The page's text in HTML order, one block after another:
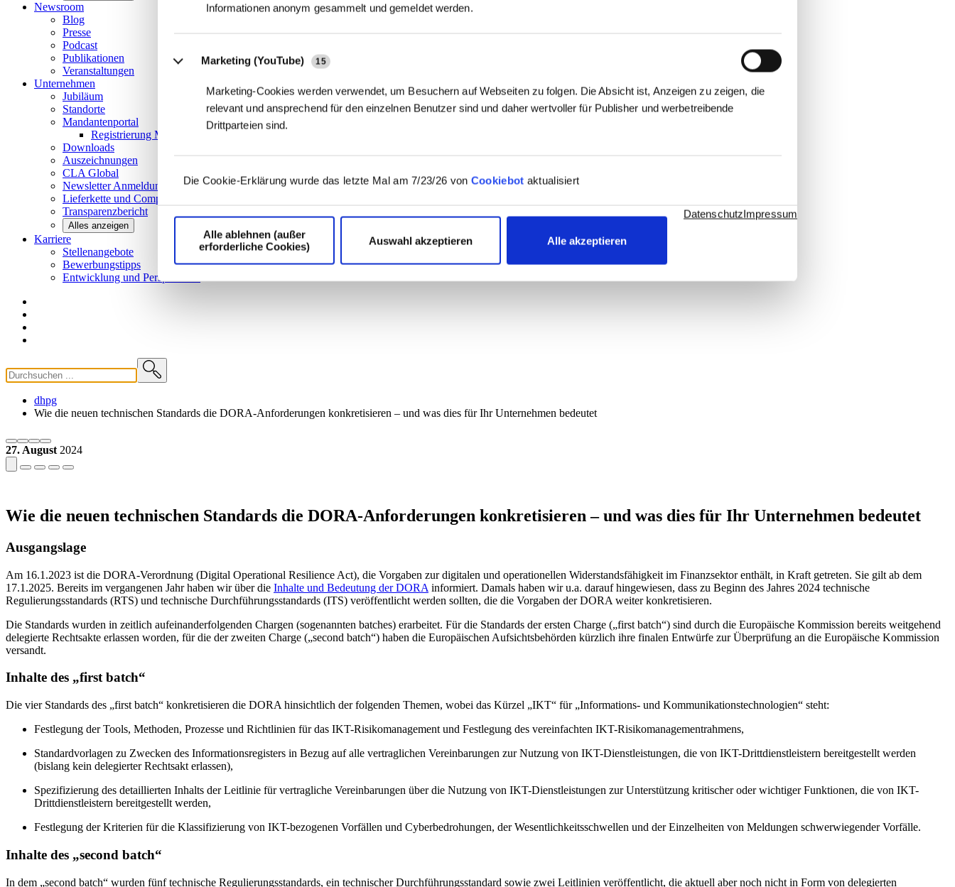
Informationen anonym gesammelt und gemeldet werden.
Marketing (YouTube) 15
Marketing-Cookies werden verwendet, um Besuchern auf Webseiten zu folgen. Die Absicht ist, Anzeigen zu zeigen, die
relevant und ansprechend für den einzelnen Benutzer sind und daher wertvoller für Publisher und werbetreibende
Drittparteien sind.
Die Cookie-Erklärung wurde das letzte Mal am 7/23/26 von Cookiebot aktualisiert
Alle ablehnen (außer
erforderliche Cookies)
Auswahl akzeptieren Alle akzeptieren
DatenschutzImpressum
Newsroom
Blog
Presse
Podcast
Publikationen
Veranstaltungen
Unternehmen
Jubiläum
Standorte
Mandantenportal
Registrierung Mandantenportal
Downloads
Auszeichnungen
CLA Global
NewsletterAnmeldung
Lieferkette und Compliance
Transparenzbericht
Alles anzeigen
Karriere
Stellenangebote
Bewerbungstipps
Entwicklung und Perspektiven
dhpg
Wie die neuen technischen Standards die DORA-Anforderungen konkretisieren – und was dies für Ihr Unternehmen bedeutet
27. August 2024
Wie die neuen technischen Standards die DORA-Anforderungen konkretisieren – und was dies für Ihr Unternehmen bedeutet
Ausgangslage
Am 16.1.2023 ist die DORA-Verordnung (Digital Operational Resilience Act), die Vorgaben zur digitalen und operationellen Widerstandsfähigkeit im Finanzsektor enthält, in Kraft getreten. Sie gilt ab dem
17.1.2025. Bereits im vergangenen Jahr haben wir über die Inhalte und Bedeutung der DORA informiert. Damals haben wir u.a. darauf hingewiesen, dass zu Beginn des Jahres 2024 technische
Regulierungsstandards (RTS) und technische Durchführungsstandards (ITS) veröffentlicht werden sollten, die die Vorgaben der DORA weiter konkretisieren.
Die Standards wurden in zeitlich aufeinanderfolgenden Chargen (sogenannten batches) erarbeitet. Für die Standards der ersten Charge („first batch“) sind durch die Europäische Kommission bereits weitgehend
delegierte Rechtsakte erlassen worden, für die der zweiten Charge („second batch“) haben die Europäischen Aufsichtsbehörden kürzlich ihre finalen Entwürfe zur Überprüfung an die Europäische Kommission
versandt.
Inhalte des „first batch“
Die vier Standards des „first batch“ konkretisieren die DORA hinsichtlich der folgenden Themen, wobei das Kürzel „IKT“ für „Informations- und Kommunikationstechnologien“ steht:
Festlegung der Tools, Methoden, Prozesse und Richtlinien für das IKT-Risikomanagement und Festlegung des vereinfachten IKT-Risikomanagementrahmens,
Standardvorlagen zu Zwecken des Informationsregisters in Bezug auf alle vertraglichen Vereinbarungen zur Nutzung von IKT-Dienstleistungen, die von IKT-Drittdienstleistern bereitgestellt werden
(bislang kein delegierter Rechtsakt erlassen),
Spezifizierung des detaillierten Inhalts der Leitlinie für vertragliche Vereinbarungen über die Nutzung von IKT-Dienstleistungen zur Unterstützung kritischer oder wichtiger Funktionen, die von IKT-
Drittdienstleistern bereitgestellt werden,
Festlegung der Kriterien für die Klassifizierung von IKT-bezogenen Vorfällen und Cyberbedrohungen, der Wesentlichkeitsschwellen und der Einzelheiten von Meldungen schwerwiegender Vorfälle.
Inhalte des „second batch“
In dem „second batch“ wurden fünf technische Regulierungsstandards, ein technischer Durchführungsstandard sowie zwei Leitlinien veröffentlicht, die aktuell aber noch nicht in Form von delegierten